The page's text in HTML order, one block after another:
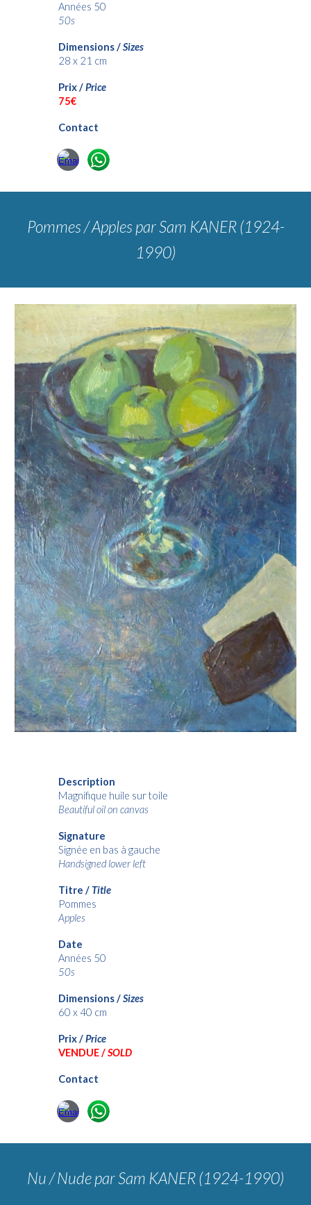
Années 50
50s
Dimensions /Sizes
28 x 21 cm
Prix /Price
75€
Contact
Pommes / Apples par Sam KANER (1924-
1990)
Description
Magnifique huile sur toile
Beautifuloil on canvas
Signature
Signée en bas à gauche
Handsigned lower left
Titre / Title
Pommes
Apples
Date
Années 50
50s
Dimensions /Sizes
60 x 40 cm
Prix /Price
VENDUE /SOLD
Contact
Nu / Nudepar Sam KANER (1924-1990)